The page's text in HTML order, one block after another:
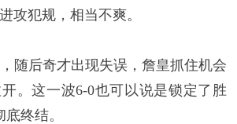
攻犯规，相当不爽。
随后奇才出现失误，詹皇抓住机会
。这一波6-0也可以说是锁定了胜
终结。